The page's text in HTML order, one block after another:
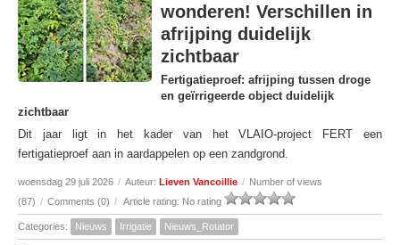
wonderen! Verschillen in
afrijping duidelijk
zichtbaar
Fertigatieproef: afrijping tussen droge
en geïrrigeerde object duidelijk
zichtbaar
Dit jaar ligt in het kader van het VLAIO-project FERT een
fertigatieproef aan in aardappelen op een zandgrond.
woensdag 29 juli 2026 / Auteur: Lieven Vancoillie / Number of views
(87) / Comments (0) / Article rating: No rating
Categories: Nieuws Irrigatie Nieuws_Rotator